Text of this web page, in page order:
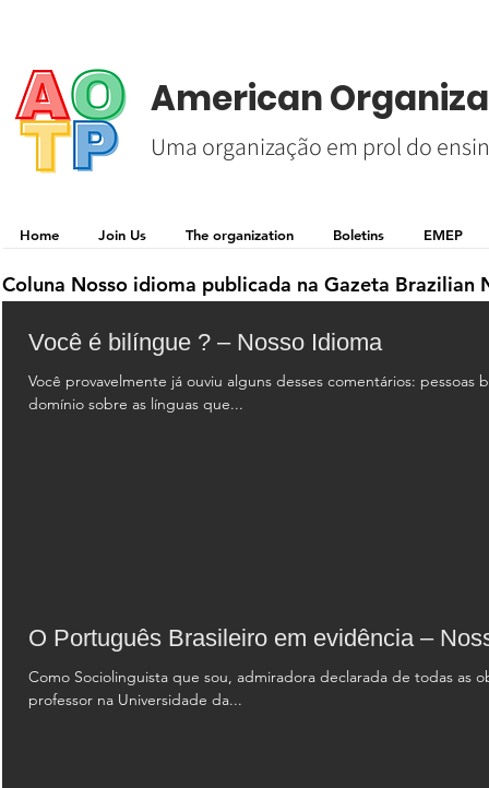
American
Uma organização em prol do
Home Join Us The organization Boletins EMEP
Coluna Nosso idioma publicada na Gazeta Brazilian
Você é bilíngue ? – Nosso Idioma
Você provavelmente já ouviu alguns desses comentários:
domínio sobre as línguas que...
O Português Brasileiro em evidência –
Como Sociolinguista que sou, admiradora declarada de todas as
professor na Universidade da...